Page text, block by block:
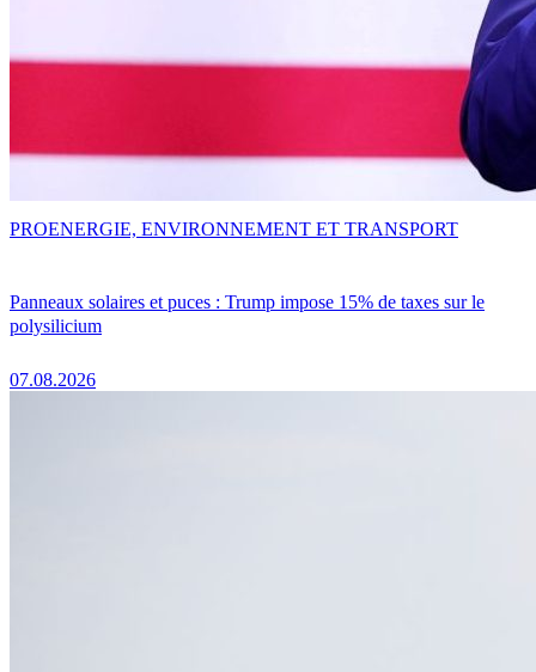
Panneaux solaires et puces : Trump impose 15% de taxes sur le
polysilicium
07.08.2026
PROENERGIE, ENVIRONNEMENT ET TRANSPORT